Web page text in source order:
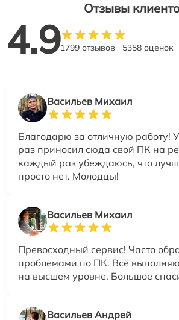
Отзывы
4.91799 отзывов 5358 оценок
Васильев Михаил
Благодарю за отличную работу!
раз приносил сюда свой ПК на
каждый раз убеждаюсь, что
просто нет. Молодцы!
Васильев Михаил
Превосходный сервис! Часто
проблемами по ПК. Всё
на высшем уровне. Большое
Васильев Андрей